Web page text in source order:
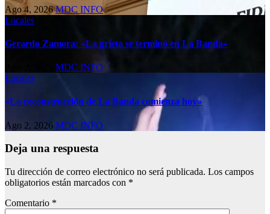
Ago 4, 2026MDC INFO
Locales
Gerardo Zamora: «La grieta se terminó en La Banda»
MDC INFO
Locales
«La reconstrucción de La Banda comienza hoy»
Ago 2, 2026 MDC INFO
Deja una respuesta
Tu dirección de correo electrónico no será publicada. Los campos
obligatorios están marcados con *
Comentario *